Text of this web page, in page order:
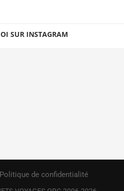
SUR INSTAGRAM
Politique de confidentialité